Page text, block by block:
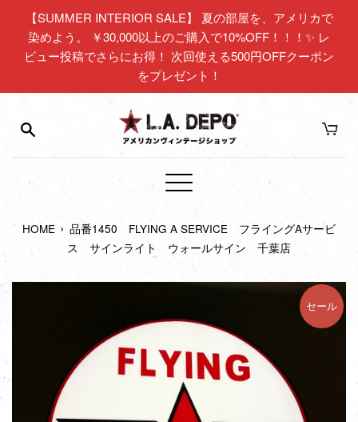
【SUMMER INTERIOR SALE】 夏の部屋を、アメリカで
染めよう。 ￥30,000以上のご購入で10%OFF！！！✨ レ
ビュー投稿でさらにお得！ 次回使える500円OFFクーポン
をプレゼント！
メ
ュ
ー
HOME › 品番1450 FLYING A SERVICE フライングAサービ
ス サインライト ウォールサイン 千葉店
セール